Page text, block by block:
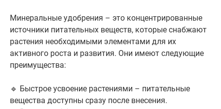
Минеральные удобрения – это концентрированные
источники питательных веществ, которые снабжают
растения необходимыми элементами для их
активного роста и развития. Они имеют следующие
преимущества:
🔹 Быстрое усвоение растениями – питательные
вещества доступны сразу после внесения.